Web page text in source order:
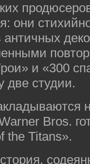
они
античных
и «300
две студии.
Bros.
the Titans».